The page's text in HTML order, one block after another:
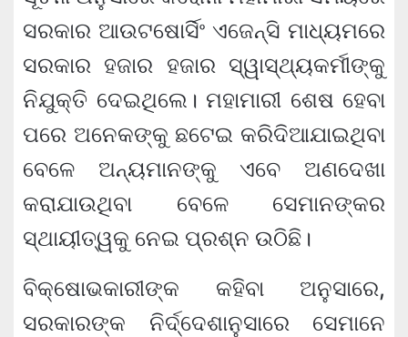
ସରକାର ଆଉଟଷୋର୍ସିଂ ଏଜେନ୍ସି ମାଧ୍ୟମରେ
ସରକାର ହଜାର ହଜାର ସ୍ୱାସ୍ଥ୍ୟକର୍ମୀଙ୍କୁ
ନିଯୁକ୍ତି ଦେଇଥିଲେ। ମହାମାରୀ ଶେଷ ହେବା
ପରେ ଅନେକଙ୍କୁ ଛଟେଇ କରିଦିଆଯାଇଥିବା
ବେଳେ ଅନ୍ୟମାନଙ୍କୁ ଏବେ ଅଣଦେଖା
କରାଯାଉଥିବା ବେଳେ ସେମାନଙ୍କର
ସ୍ଥାୟୀତ୍ୱକୁ ନେଇ ପ୍ରଶ୍ନ ଉଠିଛି।
ବିକ୍ଷୋଭକାରୀଙ୍କ କହିବା ଅନୁସାରେ,
ସରକାରଙ୍କ ନିର୍ଦ୍ଦେଶାନୁସାରେ ସେମାନେ